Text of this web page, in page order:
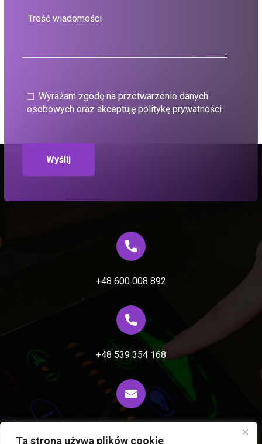
Ta strona używa plików cookie
Wyrażam zgodę na przetwarzenie danych
osobowych oraz akceptuję politykę prywatności
+48 600 008 892
+48 539 354 168